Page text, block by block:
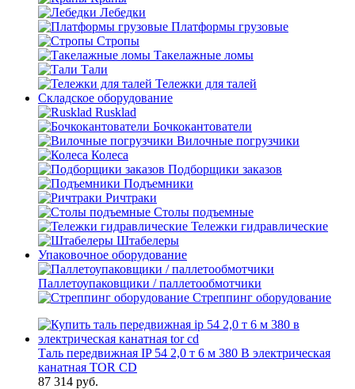
Лебедки
Платформы грузовые
Стропы
Такелажные ломы
Тали
Тележки для талей
Складское оборудование
Rusklad
Бочкокантователи
Вилочные погрузчики
Колеса
Подборщики заказов
Подъемники
Ричтраки
Столы подъемные
Тележки гидравлические
Штабелеры
Упаковочное оборудование
Паллетоупаковщики / паллетообмотчики
Стреппинг оборудование
Таль передвижная IP 54 2,0 т 6 м 380 В электрическая
канатная TOR CD
87 314 руб.